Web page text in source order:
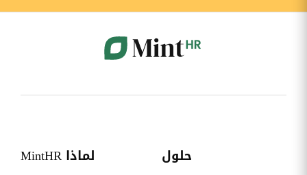
حلول لماذا MintHR